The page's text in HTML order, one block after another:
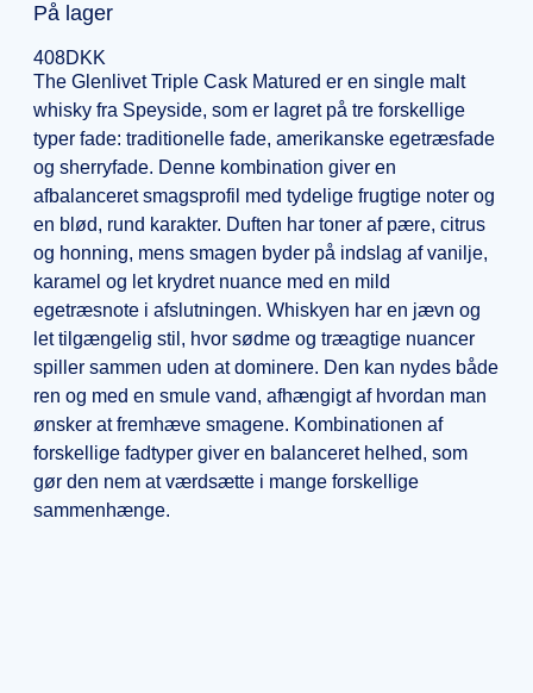
På lager
408DKK
The Glenlivet Triple Cask Matured er en single malt
whisky fra Speyside, som er lagret på tre forskellige
typer fade: traditionelle fade, amerikanske egetræsfade
og sherryfade. Denne kombination giver en
afbalanceret smagsprofil med tydelige frugtige noter og
en blød, rund karakter. Duften har toner af pære, citrus
og honning, mens smagen byder på indslag af vanilje,
karamel og let krydret nuance med en mild
egetræsnote i afslutningen. Whiskyen har en jævn og
let tilgængelig stil, hvor sødme og træagtige nuancer
spiller sammen uden at dominere. Den kan nydes både
ren og med en smule vand, afhængigt af hvordan man
ønsker at fremhæve smagene. Kombinationen af
forskellige fadtyper giver en balanceret helhed, som
gør den nem at værdsætte i mange forskellige
sammenhænge.